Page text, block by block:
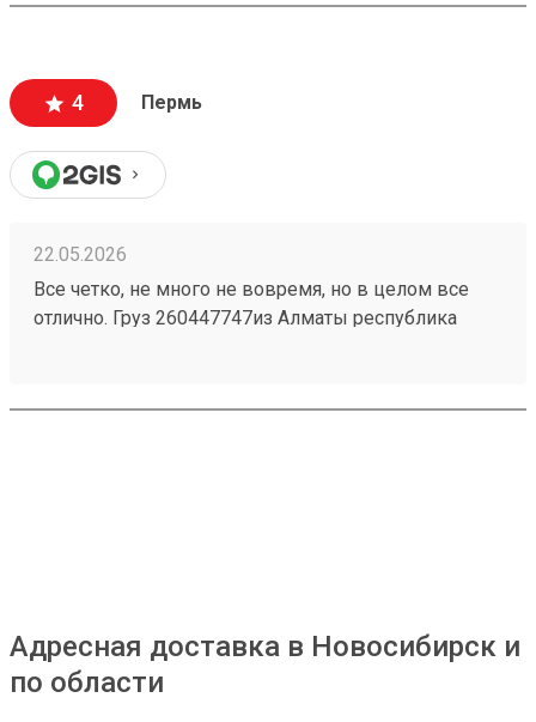
4 Пермь
22.05.2026
Все четко, не много не вовремя, но в целом все
отлично. Груз 260447747из Алматы республика
погрузить . 4 звёзды только за неправильную
Адресная доставка в Новосибирск и
по области